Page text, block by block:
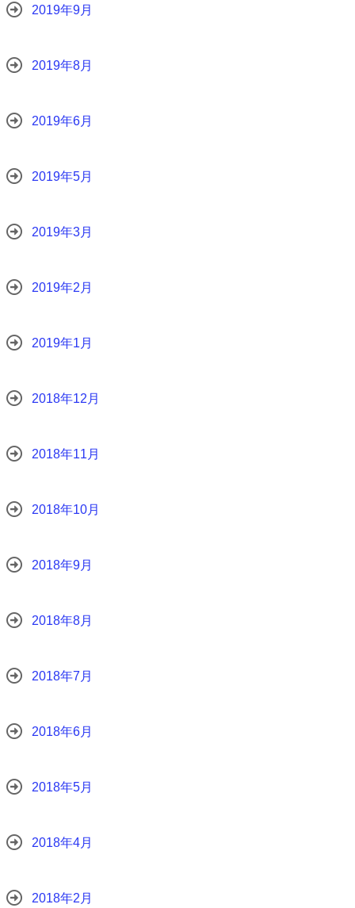
2019年9月
2019年8月
2019年6月
2019年5月
2019年3月
2019年2月
2019年1月
2018年12月
2018年11月
2018年10月
2018年9月
2018年8月
2018年7月
2018年6月
2018年5月
2018年4月
2018年2月